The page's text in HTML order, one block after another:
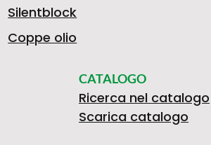
Silentblock
Coppe olio
CATALOGO
Ricerca nel catalogo
Scarica catalogo